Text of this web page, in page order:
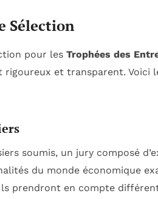
Sélection
pour les Trophées des
rigoureux et transparent. Voici
soumis, un jury composé
du monde économique
prendront en compte